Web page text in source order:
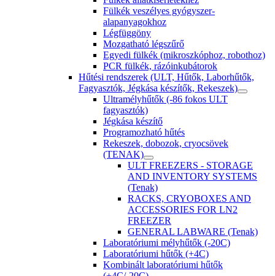
Fülkék veszélyes gyógyszer-
alapanyagokhoz
Légfüggöny
Mozgatható légszűrő
Egyedi fülkék (mikroszkóphoz, robothoz)
PCR fülkék, rázóinkubátorok
Hűtési rendszerek (ULT, Hűtők, Laborhűtők,
Fagyasztók, Jégkása készítők, Rekeszek)
Ultramélyhűtők (-86 fokos ULT
fagyasztók)
Jégkása készítő
Programozható hűtés
Rekeszek, dobozok, cryocsövek
(TENAK)
ULT FREEZERS - STORAGE
AND INVENTORY SYSTEMS
(Tenak)
RACKS, CRYOBOXES AND
ACCESSORIES FOR LN2
FREEZER
GENERAL LABWARE (Tenak)
Laboratóriumi mélyhűtők (-20C)
Laboratóriumi hűtők (+4C)
Kombinált laboratóriumi hűtők